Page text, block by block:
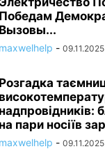
Победам
Вызовы...
maxwelhelp - 09.11.2025
Розгадка
надпровідників:
на пари носіїв
maxwelhelp - 09.11.2025